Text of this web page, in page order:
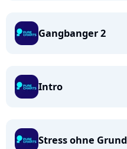
Gangbanger 2
Intro
Stress ohne Grund